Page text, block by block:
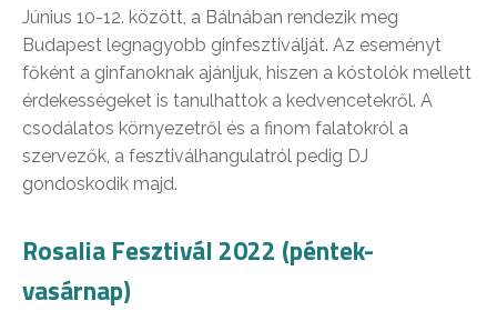
Június 10-12. között, a Bálnában rendezik meg
Budapest legnagyobb ginfesztiválját. Az eseményt
főként a ginfanoknak ajánljuk, hiszen a kóstolók mellett
érdekességeket is tanulhattok a kedvencetekről. A
csodálatos környezetről és a finom falatokról a
szervezők, a fesztiválhangulatról pedig DJ
gondoskodik majd.
Rosalia Fesztivál 2022 (péntek-
vasárnap)